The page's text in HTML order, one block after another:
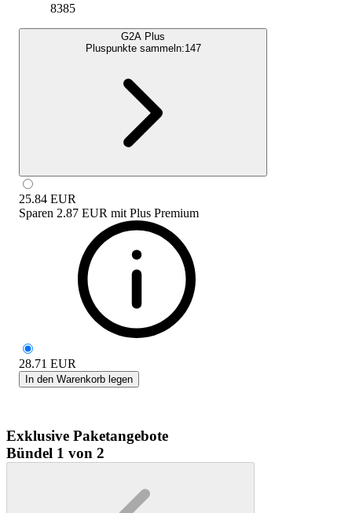
8385
G2A Plus
Pluspunkte sammeln:147
25.84 EUR
Sparen 2.87 EUR mit Plus Premium
28.71 EUR
In den Warenkorb legen
Exklusive Paketangebote
Bündel 1 von 2